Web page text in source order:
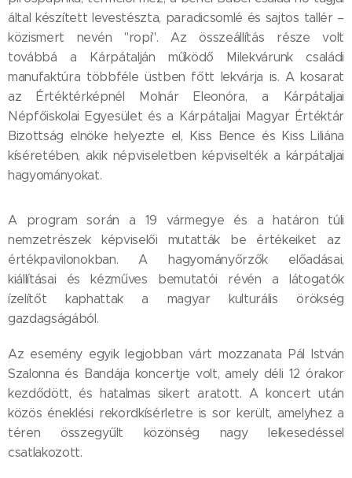
által készített levestészta, paradicsomlé és sajtos tallér –
közismert nevén "ropi". Az összeállítás része volt
továbbá a Kárpátalján működő Milekvárunk családi
manufaktúra többféle üstben főtt lekvárja is. A kosarat
az Értéktérképnél Molnár Eleonóra, a Kárpátaljai
Népfőiskolai Egyesület és a Kárpátaljai Magyar Értéktár
Bizottság elnöke helyezte el, Kiss Bence és Kiss Liliána
kíséretében, akik népviseletben képviselték a kárpátaljai
hagyományokat.
A program során a 19 vármegye és a határon túli
nemzetrészek képviselői mutatták be értékeiket az
értékpavilonokban. A hagyományőrzők előadásai,
kiállításai és kézműves bemutatói révén a látogatók
ízelítőt kaphattak a magyar kulturális örökség
gazdagságából.
Az esemény egyik legjobban várt mozzanata Pál István
Szalonna és Bandája koncertje volt, amely déli 12 órakor
kezdődött, és hatalmas sikert aratott. A koncert után
közös éneklési rekordkísérletre is sor került, amelyhez a
téren összegyűlt közönség nagy lelkesedéssel
csatlakozott.